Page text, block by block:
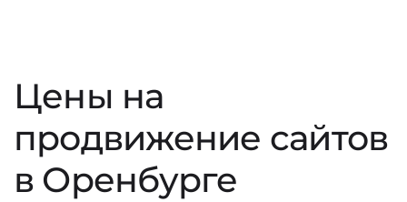
Цены на
продвижение сайтов
в Оренбурге